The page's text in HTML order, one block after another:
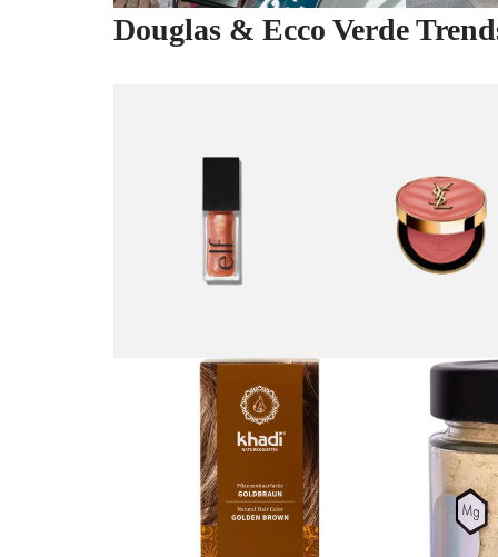
Douglas & Ecco Verde